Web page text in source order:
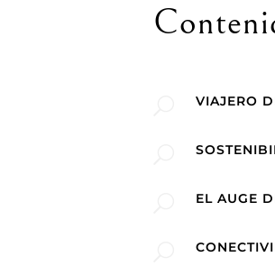
VIAJERO
EL AUGE